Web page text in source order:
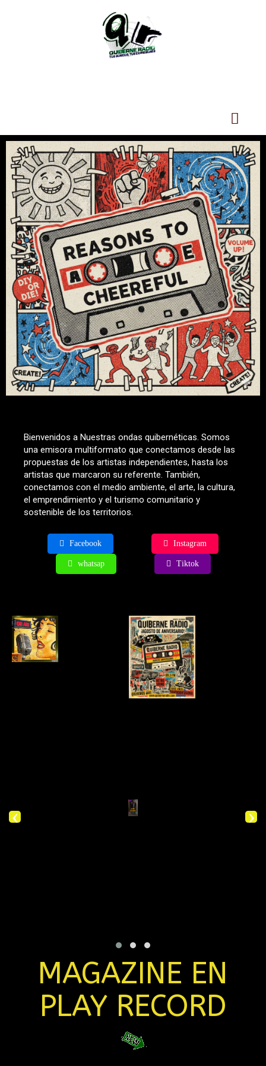
Bienvenidos a Nuestras ondas quibernéticas. Somos
una emisora multiformato que conectamos desde las
propuestas de los artistas independientes, hasta los
artistas que marcaron su referente. También,
conectamos con el medio ambiente, el arte, la cultura,
el emprendimiento y el turismo comunitario y
sostenible de los territorios.
Facebook Instagram
whatsap Tiktok
‹ ›
MAGAZINE EN
PLAY RECORD